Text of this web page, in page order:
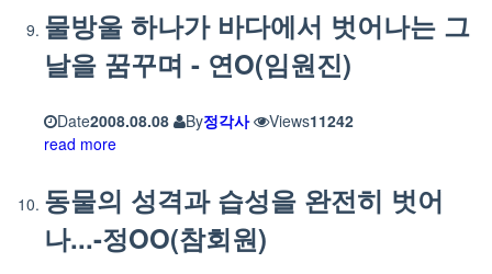
물방울 하나가 바다에서 벗어나는 그
날을 꿈꾸며 - 연O(임원진)
Date2008.08.08 By정각사 Views11242
read more
동물의 성격과 습성을 완전히 벗어
나...-정OO(참회원)